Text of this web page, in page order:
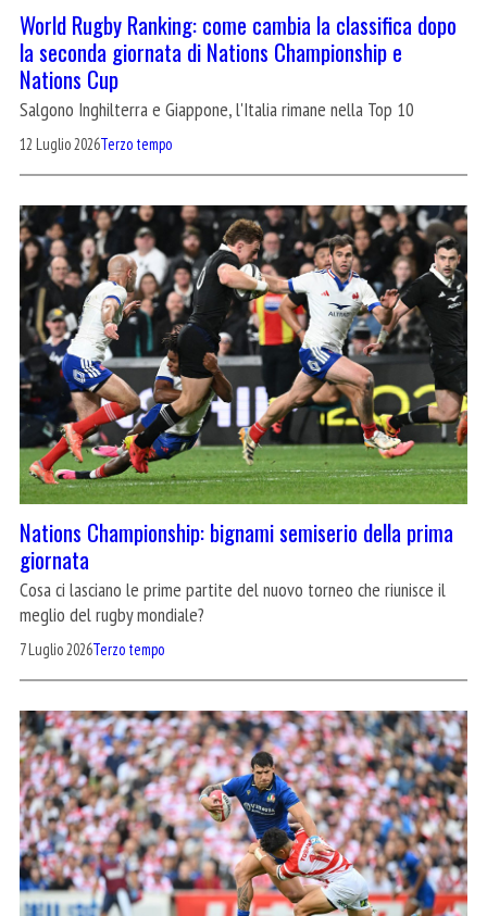
World Rugby Ranking: come cambia la classifica dopo
la seconda giornata di Nations Championship e
Nations Cup
Salgono Inghilterra e Giappone, l'Italia rimane nella Top 10
12 Luglio 2026Terzo tempo
Nations Championship: bignami semiserio della prima
giornata
Cosa ci lasciano le prime partite del nuovo torneo che riunisce il
meglio del rugby mondiale?
7 Luglio 2026Terzo tempo